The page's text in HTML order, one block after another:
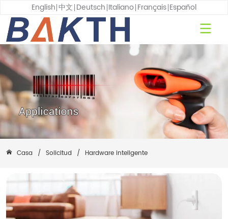
English 中文 Deutsch Italiano Français Español
Casa / Solicitud / Hardware inteligente